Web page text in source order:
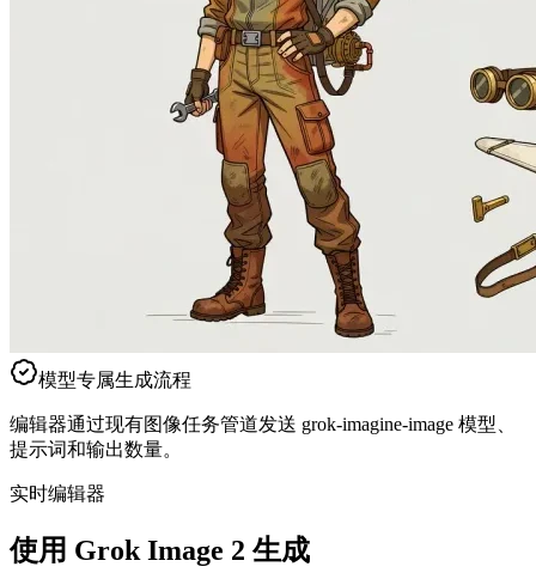
模型专属生成流程
编辑器通过现有图像任务管道发送 grok-imagine-image 模型、
提示词和输出数量。
实时编辑器
使用 Grok Image 2 生成